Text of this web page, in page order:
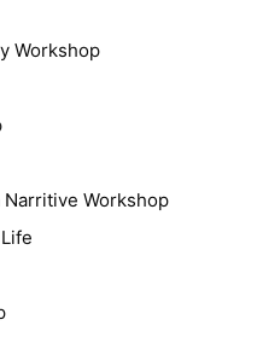
Workshop
Workshop